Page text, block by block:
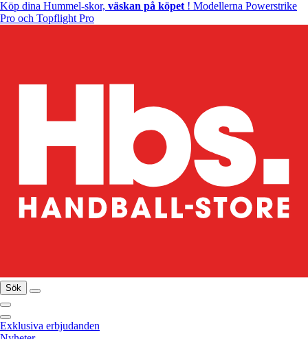
Köp dina Hummel-skor, väskan på köpet ! Modellerna Powerstrike
Pro och Topflight Pro
Sök
Exklusiva erbjudanden